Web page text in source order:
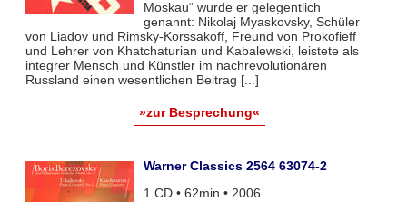
Moskau“ wurde er gelegentlich
genannt: Nikolaj Myaskovsky, Schüler
von Liadov und Rimsky-Korssakoff, Freund von Prokofieff
und Lehrer von Khatchaturian und Kabalewski, leistete als
integrer Mensch und Künstler im nachrevolutionären
Russland einen wesentlichen Beitrag [...]
»zur Besprechung«
Warner Classics 2564 63074-2
1 CD • 62min • 2006